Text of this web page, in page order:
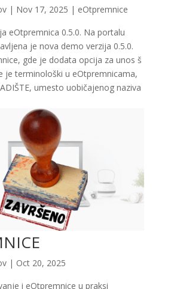
| Nov 17, 2025 | eOtpremnice
eOtpremnica 0.5.0. Na portalu
je nova demo verzija 0.5.0.
gde je dodata opcija za unos š
je terminološki u eOtpremnicama,
umesto uobičajenog naziva
| Oct 20, 2025
i eOtpremnice u praksi